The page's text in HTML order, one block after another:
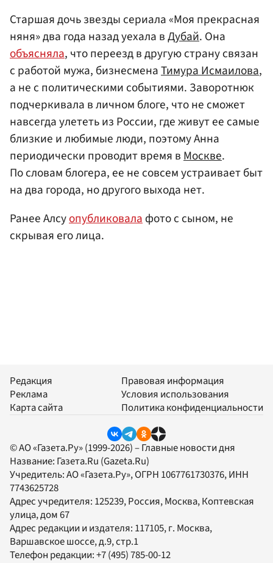
Старшая дочь звезды сериала «Моя прекрасная
няня» два года назад уехала вДубай. Она
объясняла, что переезд в другую страну связан
с работой мужа, бизнесменаТимура Исмаилова,
а не с политическими событиями. Заворотнюк
подчеркивала в личном блоге, что не сможет
навсегда улететь из России, где живут ее самые
близкие и любимые люди, поэтому Анна
периодически проводит время вМоскве.
По словам блогера, ее не совсем устраивает быт
на два города, но другого выхода нет.
Ранее Алсуопубликовалафото с сыном, не
скрывая его лица.
Редакция
Реклама
Карта сайта
Правовая информация
Условия использования
Политика конфиденциальности
© АО «Газета.Ру» (1999-2026) – Главные новости дня
Название: Газета.Ru (Gazeta.Ru)
Учредитель:АО «Газета.Ру», ОГРН 1067761730376, ИНН
7743625728
Адрес учредителя: 125239, Россия, Москва, Коптевская
улица, дом 67
Адрес редакции и издателя: 117105, г. Москва,
Варшавское шоссе, д.9, стр.1
Телефон редакции:+7 (495) 785-00-12